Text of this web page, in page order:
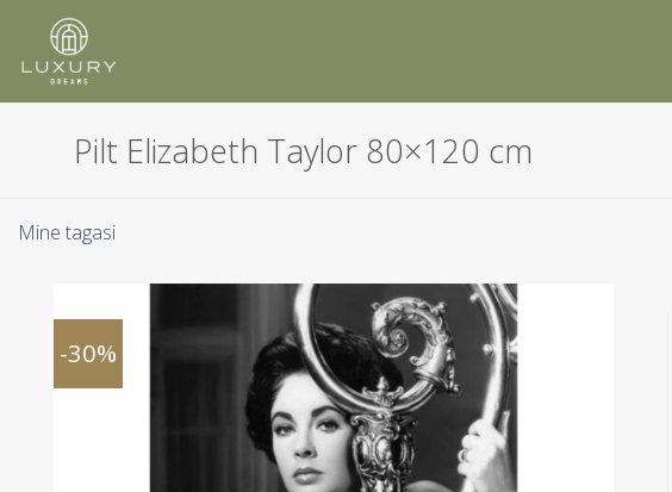
content
Pilt Elizabeth Taylor 80×120 cm
Mine tagasi
-30%